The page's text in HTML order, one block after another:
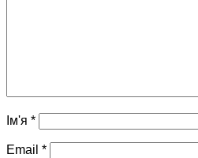
Ім'я *
Email *